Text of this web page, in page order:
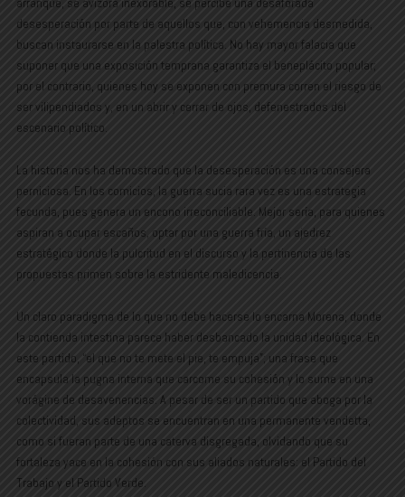
desesperación por parte de aquellos que, con vehemencia desmedida,
buscan instaurarse en la palestra política. No hay mayor falacia que
suponer que una exposición temprana garantiza el beneplácito popular;
por el contrario, quienes hoy se exponen con premura corren el riesgo de
ser vilipendiados y, en un abrir y cerrar de ojos, defenestrados del
escenario político.
La historia nos ha demostrado que la desesperación es una consejera
perniciosa. En los comicios, la guerra sucia rara vez es una estrategia
fecunda, pues genera un encono irreconciliable. Mejor sería, para quienes
aspiran a ocupar escaños, optar por una guerra fría, un ajedrez
estratégico donde la pulcritud en el discurso y la pertinencia de las
propuestas primen sobre la estridente maledicencia.
Un claro paradigma de lo que no debe hacerse lo encarna Morena, donde
la contienda intestina parece haber desbancado la unidad ideológica. En
este partido, “el que no te mete el pie, te empuja”; una frase que
encapsula la pugna interna que carcome su cohesión y lo sume en una
vorágine de desavenencias. A pesar de ser un partido que aboga por la
colectividad, sus adeptos se encuentran en una permanente vendetta,
como si fueran parte de una caterva disgregada, olvidando que su
fortaleza yace en la cohesión con sus aliados naturales: el Partido del
Trabajo y el Partido Verde.